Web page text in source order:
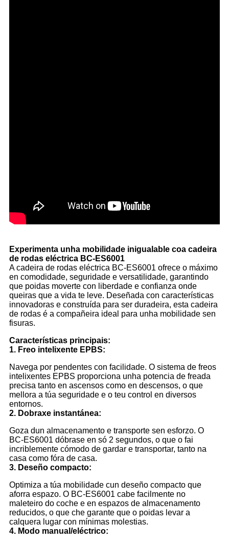
Experimenta unha mobilidade inigualable coa cadeira
de rodas eléctrica BC-ES6001
A cadeira de rodas eléctrica BC-ES6001 ofrece o máximo
en comodidade, seguridade e versatilidade, garantindo
que poidas moverte con liberdade e confianza onde
queiras que a vida te leve. Deseñada con características
innovadoras e construída para ser duradeira, esta cadeira
de rodas é a compañeira ideal para unha mobilidade sen
fisuras.
Características principais:
1. Freo intelixente EPBS:
Navega por pendentes con facilidade. O sistema de freos
intelixentes EPBS proporciona unha potencia de freada
precisa tanto en ascensos como en descensos, o que
mellora a túa seguridade e o teu control en diversos
entornos.
2. Dobraxe instantánea:
Goza dun almacenamento e transporte sen esforzo. O
BC-ES6001 dóbrase en só 2 segundos, o que o fai
incriblemente cómodo de gardar e transportar, tanto na
casa como fóra de casa.
3. Deseño compacto:
Optimiza a túa mobilidade cun deseño compacto que
aforra espazo. O BC-ES6001 cabe facilmente no
maleteiro do coche e en espazos de almacenamento
reducidos, o que che garante que o poidas levar a
calquera lugar con mínimas molestias.
4. Modo manual/eléctrico: